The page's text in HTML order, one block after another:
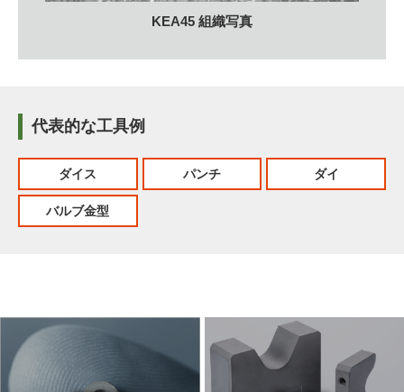
KEA45 組織写真
代表的な工具例
ダイス パンチ ダイ
バルブ金型